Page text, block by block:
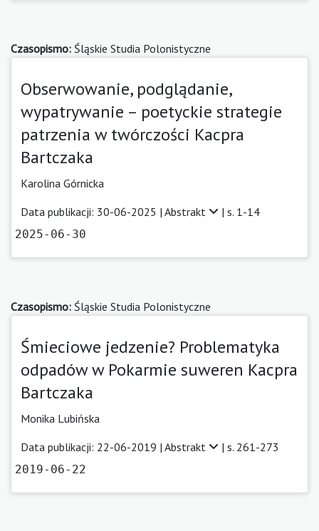
Czasopismo: Śląskie Studia Polonistyczne
Obserwowanie, podglądanie,
wypatrywanie – poetyckie strategie
patrzenia w twórczości Kacpra
Bartczaka
Karolina Górnicka
Data publikacji: 30-06-2025 | Abstrakt | s. 1-14
2025-06-30
Czasopismo: Śląskie Studia Polonistyczne
Śmieciowe jedzenie? Problematyka
odpadów w Pokarmie suweren Kacpra
Bartczaka
Monika Lubińska
Data publikacji: 22-06-2019 | Abstrakt | s. 261-273
2019-06-22